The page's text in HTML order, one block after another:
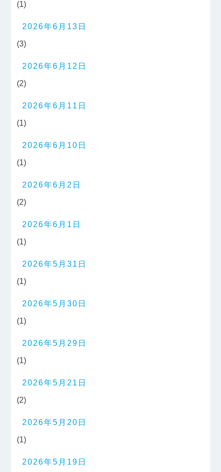
(1)
2026年6月13日
(3)
2026年6月12日
(2)
2026年6月11日
(1)
2026年6月10日
(1)
2026年6月2日
(2)
2026年6月1日
(1)
2026年5月31日
(1)
2026年5月30日
(1)
2026年5月29日
(1)
2026年5月21日
(2)
2026年5月20日
(1)
2026年5月19日